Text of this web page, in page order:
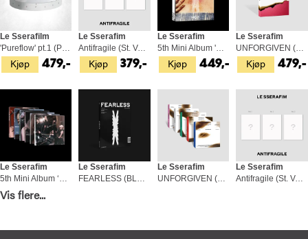
Kjøp
Le Sserafilm
'Pureflow' pt.1 (Peony Room) (CD)
479,- Kjøp
Le Sserafim
Antifragile (St. Version - Vol. 2) (CD)
379,- Kjøp
Le Sserafim
5th Mini Album 'HOT' (Tanned…) (CD)
449,- Kjøp
Le Sserafim
UNFORGIVEN (BLOODY ROSE) (CD)
479,-
Kjøp
Le Sserafim
449,-
Le Sserafim
Le Sserafim
UNFORGIVEN (Compact Version) (CD)
Le Sserafim
Antifragile (St. Version - Vol. 1) (CD)
Vis flere...